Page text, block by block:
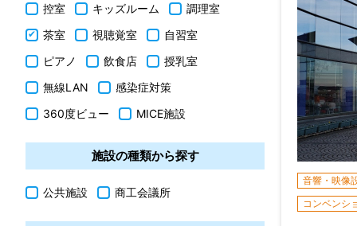
音響・映像
コンベンシ
控室
キッズルーム
調理室
茶室
視聴覚室
自習室
ピアノ
飲食店
授乳室
無線LAN
感染症対策
360度ビュー
MICE施設
施設の種類から探す
公共施設 商工会議所